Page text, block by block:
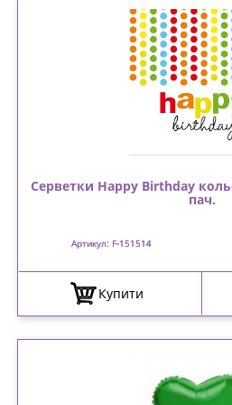
Серветки Happy Birthday
пач.
Артикул: F-151514
Купити